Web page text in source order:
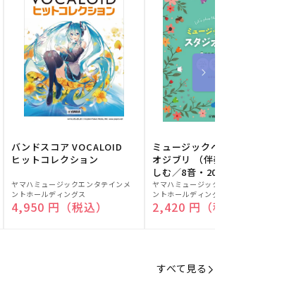
バンドスコア VOCALOID
ヒットコレクション
販
売
元:
ヤマハミュージックエンタテインメ
ントホールディングス
通常価格
4,950 円（税込）
ミュージックベルでスタジ
オジブリ （伴奏音源と楽
しむ／8音・20音ベル対応
／ドレミふりがな付）
販
売
元:
ヤマハミュージックエンタテインメ
ントホールディングス
通常価格
2,420 円（税込）
すべて見る